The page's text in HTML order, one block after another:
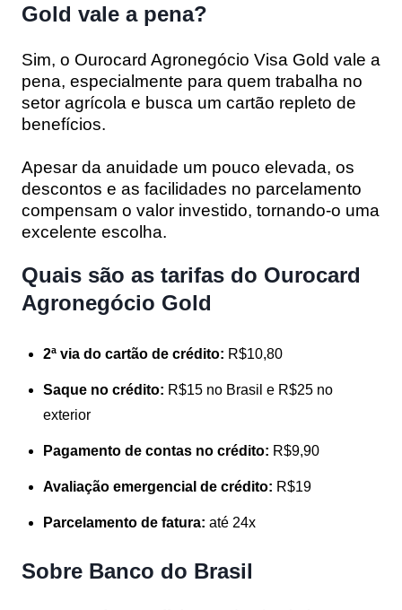
Gold vale a pena?
Sim, o Ourocard Agronegócio Visa Gold vale a
pena, especialmente para quem trabalha no
setor agrícola e busca um cartão repleto de
benefícios.
Apesar da anuidade um pouco elevada, os
descontos e as facilidades no parcelamento
compensam o valor investido, tornando-o uma
excelente escolha.
Quais são as tarifas do Ourocard
Agronegócio Gold
2ª via do cartão de crédito: R$10,80
Saque no crédito: R$15 no Brasil e R$25 no
exterior
Pagamento de contas no crédito: R$9,90
Avaliação emergencial de crédito: R$19
Parcelamento de fatura: até 24x
Sobre Banco do Brasil